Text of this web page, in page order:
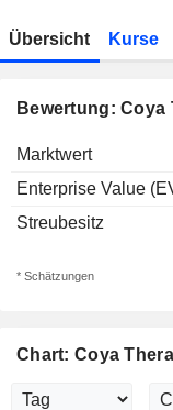
Übersicht Kurse
Bewertung: Coya
Marktwert
Enterprise Value
Streubesitz
* Schätzungen
Chart: Coya